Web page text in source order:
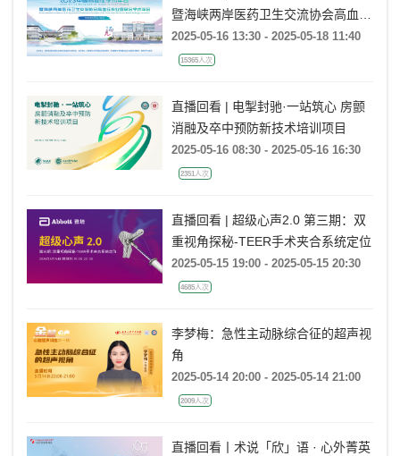
暨海峡两岸医药卫生交流协会高血压
专业委员会学术年会
2025-05-16 13:30 - 2025-05-18 11:40
15365人次
直播回看 | 电掣封驰·一站筑心 房颤
消融及卒中预防新技术培训项目
2025-05-16 08:30 - 2025-05-16 16:30
2351人次
直播回看 | 超级心声2.0 第三期：双
重视角探秘-TEER手术夹合系统定位
2025-05-15 19:00 - 2025-05-15 20:30
4685人次
李梦梅：急性主动脉综合征的超声视
角
2025-05-14 20:00 - 2025-05-14 21:00
2009人次
直播回看丨术说「欣」语 · 心外菁英